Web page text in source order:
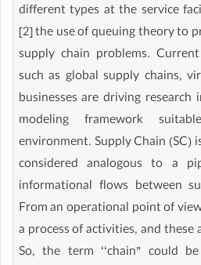
different types at the service
[2] the use of queuing theory to
supply chain problems.
such as global supply chains,
businesses are driving
modeling framework
environment. Supply Chain (SC)
considered analogous to a
informational flows between
From an operational point of
a process of activities, and
So, the term ‘‘chain” could